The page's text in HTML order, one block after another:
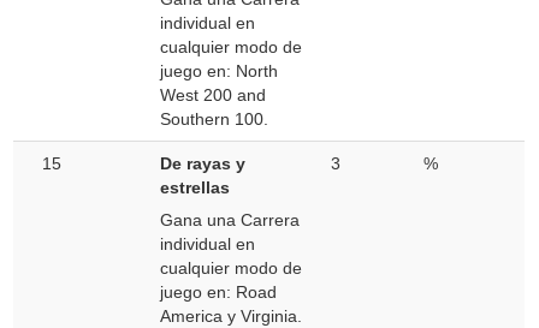
individual en
cualquier modo de
juego en: North
West 200 and
Southern 100.
15
De rayas y
estrellas
Gana una Carrera
individual en
cualquier modo de
juego en: Road
America y Virginia.
3 %